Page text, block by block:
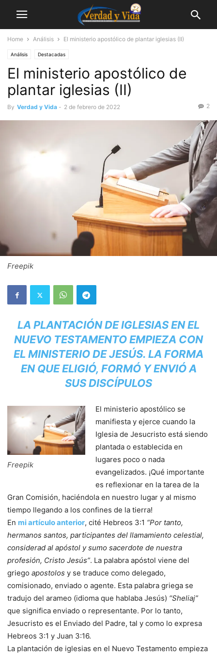
Home Análisis El ministerio apostólico de plantar iglesias (II)
Análisis Destacadas
El ministerio apostólico de
plantar iglesias (II)
By Verdad y Vida - 2 de febrero de 2022 2
Freepik
LA PLANTACIÓN DE IGLESIAS EN EL
NUEVO TESTAMENTO EMPIEZA CON
EL MINISTERIO DE JESÚS. LA FORMA
EN QUE ELIGIÓ, FORMÓ Y ENVIÓ A
SUS DISCÍPULOS
Freepik
El ministerio apostólico se
manifiesta y ejerce cuando la
Iglesia de Jesucristo está siendo
plantada o establecida en
lugares poco o nada
evangelizados. ¡Qué importante
es reflexionar en la tarea de la
Gran Comisión, haciéndola en nuestro lugar y al mismo
tiempo llegando a los confines de la tierra!
En mi artículo anterior, cité Hebreos 3:1 “Por tanto,
hermanos santos, participantes del llamamiento celestial,
considerad al apóstol y sumo sacerdote de nuestra
profesión, Cristo Jesús”. La palabra apóstol viene del
griego apostolos y se traduce como delegado,
comisionado, enviado o agente. Esta palabra griega se
tradujo del arameo (idioma que hablaba Jesús) “Sheliaj”
que significa enviado o representante. Por lo tanto,
Jesucristo es el Enviado del Padre, tal y como lo expresa
Hebreos 3:1 y Juan 3:16.
La plantación de iglesias en el Nuevo Testamento empieza